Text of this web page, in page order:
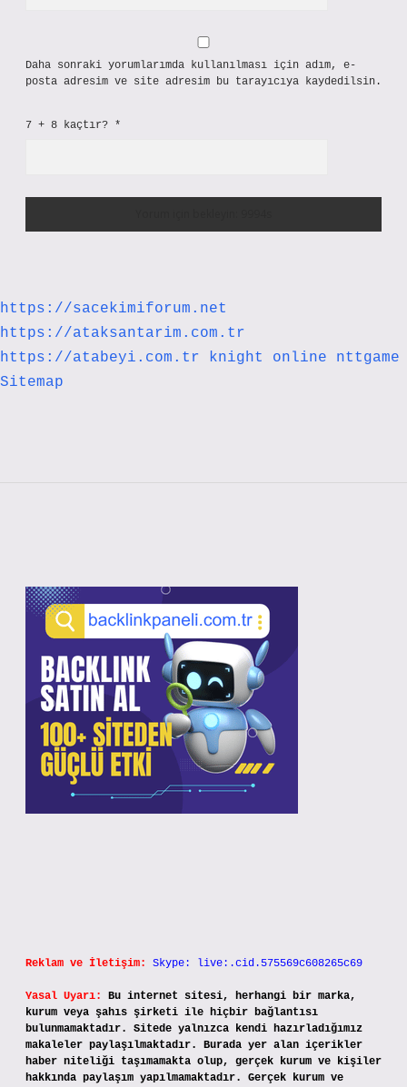
Daha sonraki yorumlarımda kullanılması için adım, e-
posta adresim ve site adresim bu tarayıcıya kaydedilsin.
7 + 8 kaçtır? *
https://sacekimiforum.net
https://ataksantarim.com.tr
https://atabeyi.com.tr
knight online
nttgame
Sitemap
Reklam ve İletişim: Skype: live:.cid.575569c608265c69
Yasal Uyarı:
Bu internet sitesi, herhangi bir marka,
kurum veya şahıs şirketi ile hiçbir bağlantısı
bulunmamaktadır. Sitede yalnızca kendi hazırladığımız
makaleler paylaşılmaktadır. Burada yer alan içerikler
haber niteliği taşımamakta olup, gerçek kurum ve kişiler
hakkında paylaşım yapılmamaktadır. Gerçek kurum ve